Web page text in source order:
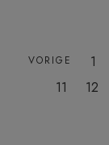
VORIGE 1
11
12